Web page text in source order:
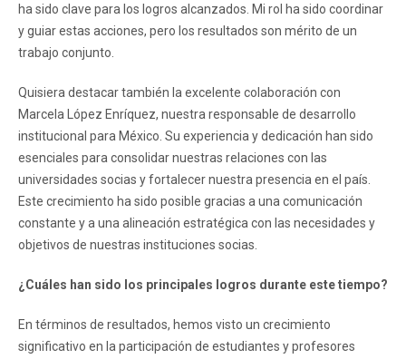
ha sido clave para los logros alcanzados. Mi rol ha sido coordinar
y guiar estas acciones, pero los resultados son mérito de un
trabajo conjunto.
Quisiera destacar también la excelente colaboración con
Marcela López Enríquez, nuestra responsable de desarrollo
institucional para México. Su experiencia y dedicación han sido
esenciales para consolidar nuestras relaciones con las
universidades socias y fortalecer nuestra presencia en el país.
Este crecimiento ha sido posible gracias a una comunicación
constante y a una alineación estratégica con las necesidades y
objetivos de nuestras instituciones socias.
¿Cuáles han sido los principales logros durante este tiempo?
En términos de resultados, hemos visto un crecimiento
significativo en la participación de estudiantes y profesores